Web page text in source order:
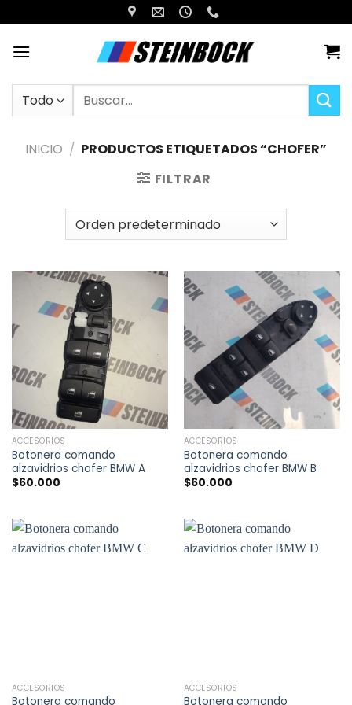
al
contenido
Buscar
INICIO / PRODUCTOS ETIQUETADOS “CHOFER”
FILTRAR
ACCESORIOS
Botonera comando
alzavidrios chofer BMW A
$60.000
ACCESORIOS
Botonera comando
alzavidrios chofer BMW B
$60.000
ACCESORIOS
Botonera comando
ACCESORIOS
Botonera comando